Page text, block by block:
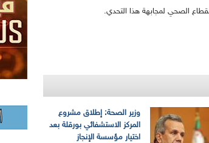
الصحي لمجابهة هذا التحدي.
وزير الصحة: إطلاق مشروع
المركز الاستشفائي بورقلة بعد
اختيار مؤسسة الإنجاز